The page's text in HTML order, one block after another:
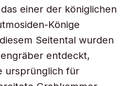
einer der königlichen
Könige
Seitental wurden
entdeckt,
ursprünglich für